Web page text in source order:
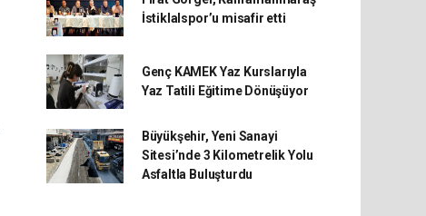
İstiklalspor’u misafir etti
Genç KAMEK Yaz Kurslarıyla
Yaz Tatili Eğitime Dönüşüyor
Büyükşehir, Yeni Sanayi
Sitesi’nde 3 Kilometrelik Yolu
Asfaltla Buluşturdu